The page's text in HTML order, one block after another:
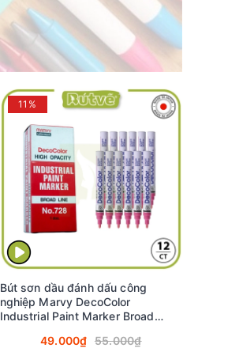
11%
Bút sơn dầu đánh dấu công
nghiệp Marvy DecoColor
Industrial Paint Marker Broad
49.000₫ 55.000₫